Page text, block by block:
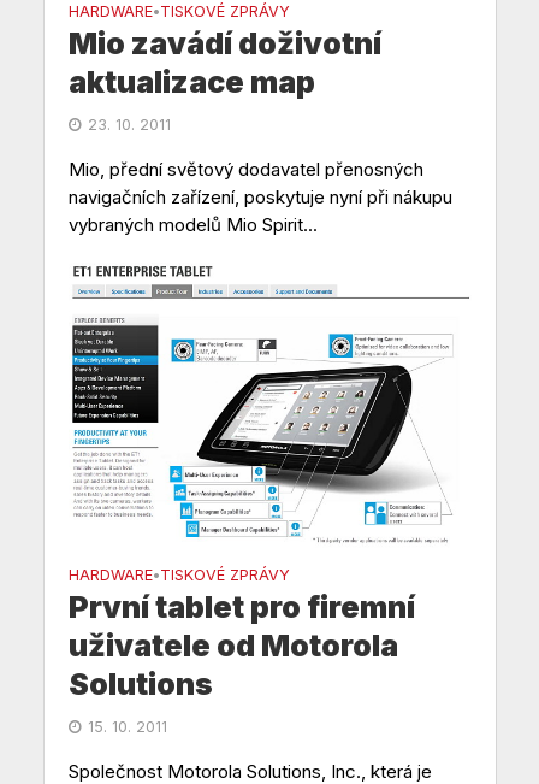
HARDWARE•TISKOVÉ ZPRÁVY
Mio zavádí doživotní
aktualizace map
23. 10. 2011
Mio, přední světový dodavatel přenosných
navigačních zařízení, poskytuje nyní při nákupu
vybraných modelů Mio Spirit...
HARDWARE•TISKOVÉ ZPRÁVY
První tablet pro firemní
uživatele od Motorola
Solutions
15. 10. 2011
Společnost Motorola Solutions, Inc., která je